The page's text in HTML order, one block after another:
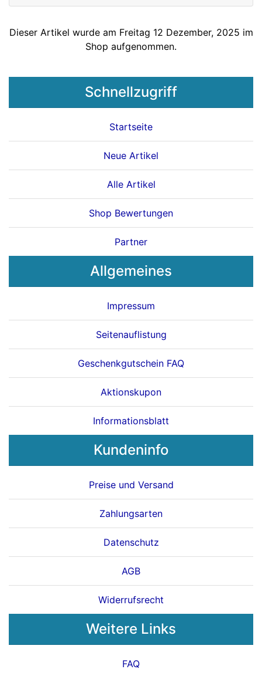
Dieser Artikel wurde am Freitag 12 Dezember, 2025 im
Shop aufgenommen.
Schnellzugriff
Startseite
Neue Artikel
Alle Artikel
Shop Bewertungen
Partner
Allgemeines
Impressum
Seitenauflistung
Geschenkgutschein FAQ
Aktionskupon
Informationsblatt
Kundeninfo
Preise und Versand
Zahlungsarten
Datenschutz
AGB
Widerrufsrecht
Weitere Links
FAQ